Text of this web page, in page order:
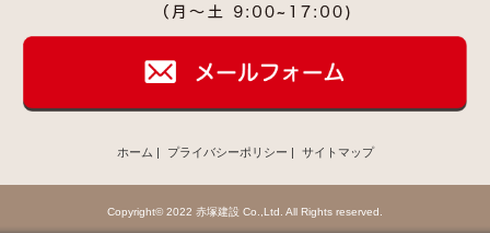
ホーム | プライバシーポリシー | サイトマップ
Copyright© 2022 赤塚建設 Co.,Ltd. All Rights reserved.